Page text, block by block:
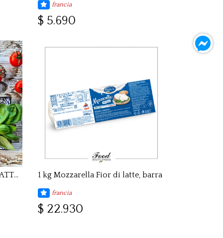
francia
$ 5.690
500 gr PERLINE DI FIOR DI LATTE / TAMAÑO GUINDAS 1 kg Mozzarella Fior di latte, barra
francia
$ 22.930